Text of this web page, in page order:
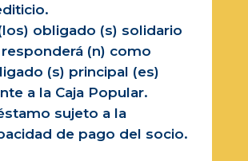
obligado (s) solidario
responderá (n) como
(s) principal (es)
a la Caja Popular.
sujeto a la
de pago del socio.